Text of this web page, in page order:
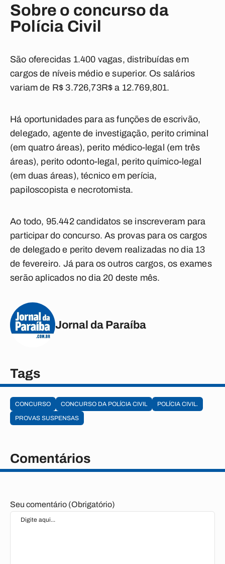
Sobre o concurso da
Polícia Civil
São oferecidas 1.400 vagas, distribuídas em
cargos de níveis médio e superior. Os salários
variam de R$ 3.726,73R$ a 12.769,801.
Há oportunidades para as funções de escrivão,
delegado, agente de investigação, perito criminal
(em quatro áreas), perito médico-legal (em três
áreas), perito odonto-legal, perito químico-legal
(em duas áreas), técnico em perícia,
papiloscopista e necrotomista.
Ao todo, 95.442 candidatos se inscreveram para
participar do concurso. As provas para os cargos
de delegado e perito devem realizadas no dia 13
de fevereiro. Já para os outros cargos, os exames
serão aplicados no dia 20 deste mês.
Jornal da Paraíba
Tags
CONCURSO CONCURSO DA POLÍCIA CIVIL
POLÍCIA CIVIL.
PROVAS SUSPENSAS
Comentários
Seu comentário (Obrigatório)